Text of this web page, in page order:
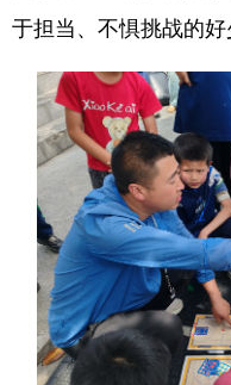
于担当、不惧挑战的好